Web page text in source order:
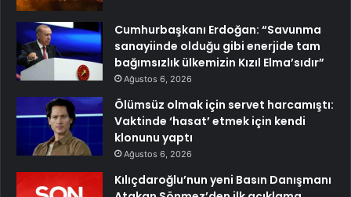
Cumhurbaşkanı Erdoğan: “Savunma
sanayiinde olduğu gibi enerjide tam
bağımsızlık ülkemizin Kızıl Elma’sıdır”
Ağustos 6, 2026
Ölümsüz olmak için servet harcamıştı:
Vaktinde ‘hasat’ etmek için kendi
klonunu yaptı
Ağustos 6, 2026
Kılıçdaroğlu’nun yeni Basın Danışmanı